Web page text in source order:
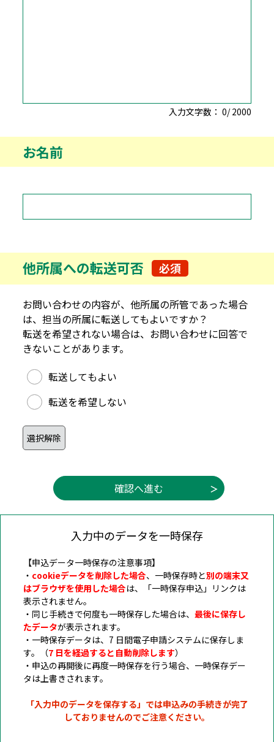
入力文字数： 0/2000
お名前
他所属への転送可否 必須
お問い合わせの内容が、他所属の所管であった場合
は、担当の所属に転送してもよいですか？
転送を希望されない場合は、お問い合わせに回答で
きないことがあります。
他所属への転送可否
転送してもよい
転送を希望しない
入力中のデータを一時保存
【申込データ一時保存の注意事項】
・ cookieデータを削除した場合、一時保存時と別の端末又
はブラウザを使用した場合は、「一時保存申込」リンクは
表示されません。
・同じ手続きで何度も一時保存した場合は、 最後に保存し
たデータが表示されます。
・一時保存データは、7 日間電子申請システムに保存しま
す。（7 日を経過すると自動削除します）
・申込の再開後に再度一時保存を行う場合、一時保存デー
タは上書きされます。
「入力中のデータを保存する」では申込みの手続きが完了
しておりませんのでご注意ください。